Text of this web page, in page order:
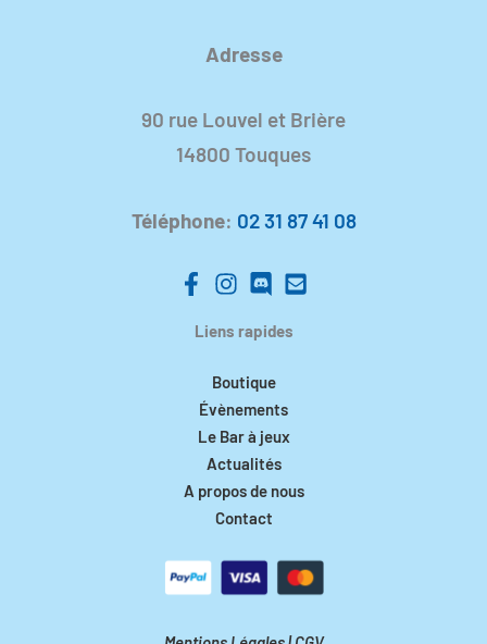
Adresse
90 rue Louvel et Brière
14800 Touques
Téléphone: 02 31 87 41 08
Liens rapides
Boutique
Évènements
Le Bar à jeux
Actualités
A propos de nous
Contact